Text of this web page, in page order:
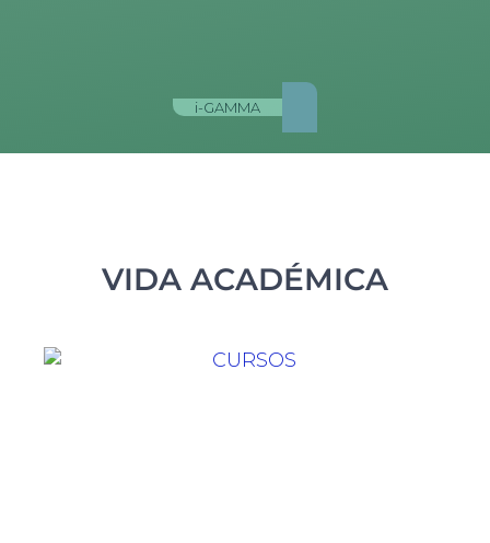
i-GAMMA
VIDA ACADÉMICA